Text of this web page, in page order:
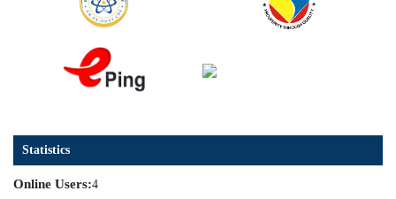
Statistics
Online Users:4